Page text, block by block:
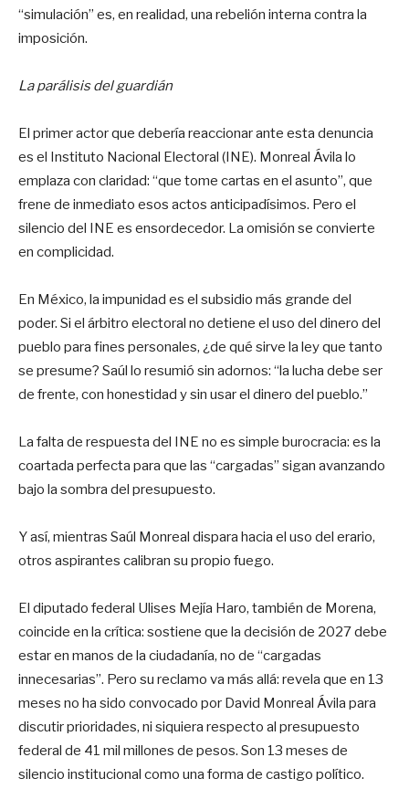
“simulación” es, en realidad, una rebelión interna contra la
imposición.
La parálisis del guardián
El primer actor que debería reaccionar ante esta denuncia
es el Instituto Nacional Electoral (INE). Monreal Ávila lo
emplaza con claridad: “que tome cartas en el asunto”, que
frene de inmediato esos actos anticipadísimos. Pero el
silencio del INE es ensordecedor. La omisión se convierte
en complicidad.
En México, la impunidad es el subsidio más grande del
poder. Si el árbitro electoral no detiene el uso del dinero del
pueblo para fines personales, ¿de qué sirve la ley que tanto
se presume? Saúl lo resumió sin adornos: “la lucha debe ser
de frente, con honestidad y sin usar el dinero del pueblo.”
La falta de respuesta del INE no es simple burocracia: es la
coartada perfecta para que las “cargadas” sigan avanzando
bajo la sombra del presupuesto.
Y así, mientras Saúl Monreal dispara hacia el uso del erario,
otros aspirantes calibran su propio fuego.
El diputado federal Ulises Mejía Haro, también de Morena,
coincide en la crítica: sostiene que la decisión de 2027 debe
estar en manos de la ciudadanía, no de “cargadas
innecesarias”. Pero su reclamo va más allá: revela que en 13
meses no ha sido convocado por David Monreal Ávila para
discutir prioridades, ni siquiera respecto al presupuesto
federal de 41 mil millones de pesos. Son 13 meses de
silencio institucional como una forma de castigo político.